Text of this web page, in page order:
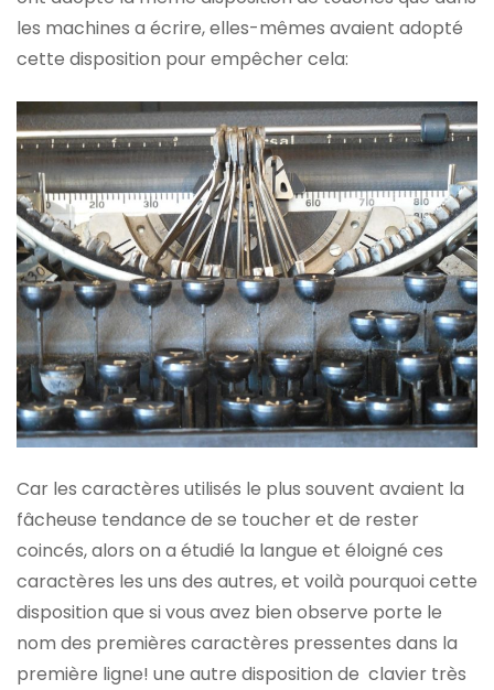
les machines a écrire, elles-mêmes avaient adopté
cette disposition pour empêcher cela:
Car les caractères utilisés le plus souvent avaient la
fâcheuse tendance de se toucher et de rester
coincés, alors on a étudié la langue et éloigné ces
caractères les uns des autres, et voilà pourquoi cette
disposition que si vous avez bien observe porte le
nom des premières caractères pressentes dans la
première ligne! une autre disposition de clavier très